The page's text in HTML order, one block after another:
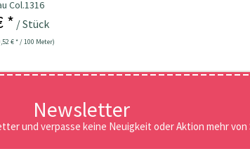
Col.1316
* / Stück
€ * / 100 Meter)
Newsletter
und verpasse keine Neuigkeit oder Aktion mehr von